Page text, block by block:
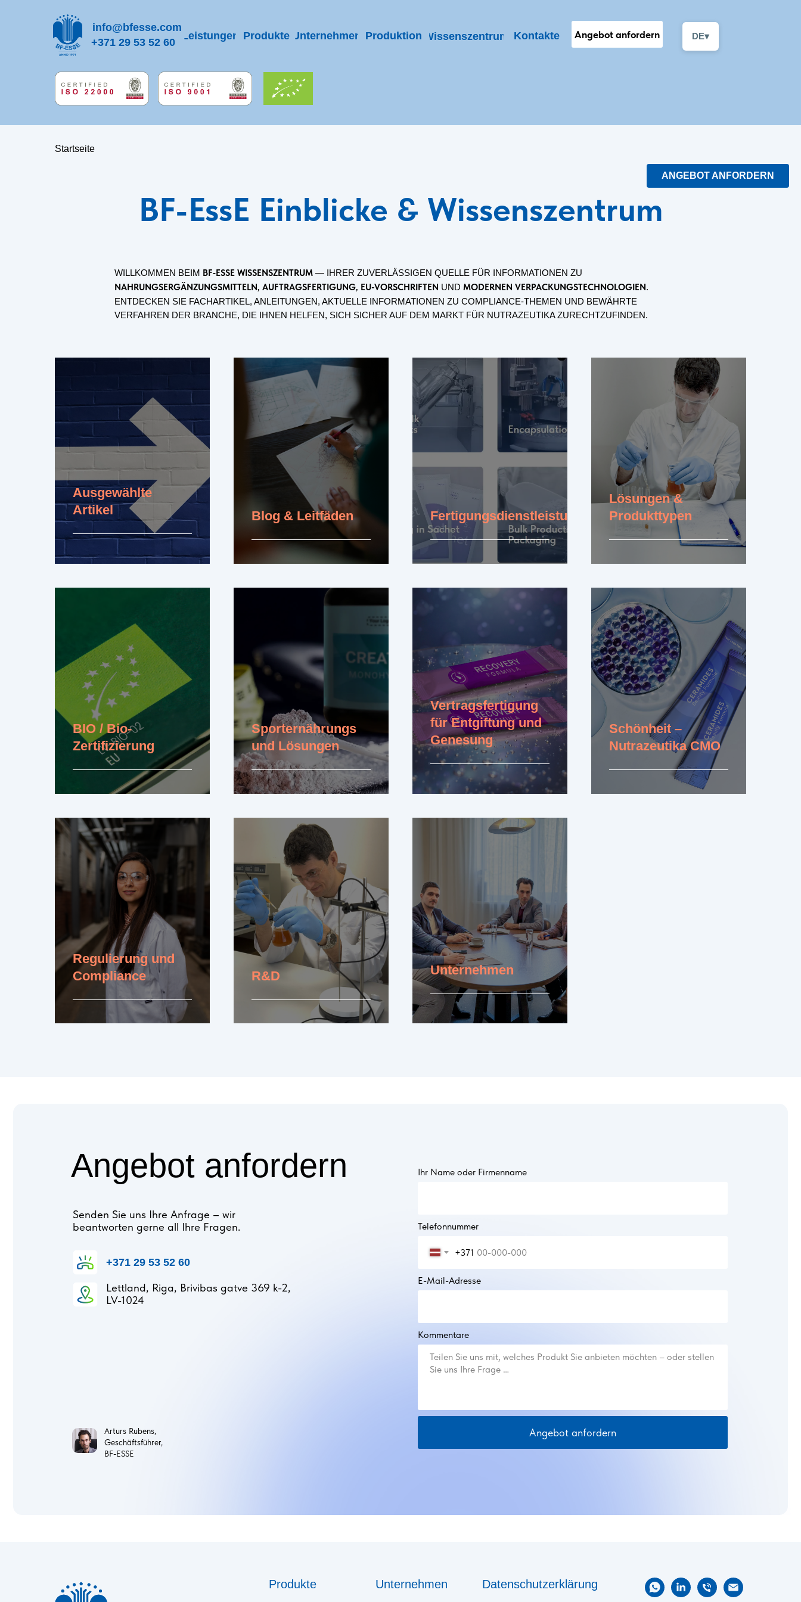
info@bfesse.com
Angebot anfordern
Produkte Produktion
Unternehmen Kontakte
+371 29 53 52 60
Wissenszentrum
Leistungen DE▾
ANGEBOT ANFORDERN
Startseite
BF-EssE Einblicke & Wissenszentrum
WILLKOMMEN BEIM BF‑ESSE WISSENSZENTRUM — IHRER ZUVERLÄSSIGEN QUELLE FÜR INFORMATIONEN ZU
NAHRUNGSERGÄNZUNGSMITTELN, AUFTRAGSFERTIGUNG, EU-VORSCHRIFTEN UND MODERNEN VERPACKUNGSTECHNOLOGIEN.
ENTDECKEN SIE FACHARTIKEL, ANLEITUNGEN, AKTUELLE INFORMATIONEN ZU COMPLIANCE-THEMEN UND BEWÄHRTE
VERFAHREN DER BRANCHE, DIE IHNEN HELFEN, SICH SICHER AUF DEM MARKT FÜR NUTRAZEUTIKA ZURECHTZUFINDEN.
Ausgewählte
Artikel
Blog & Leitfäden Fertigungsdienstleistungen
Lösungen &
Produkttypen
Erfahren Sie mehr
BIO / Bio-
Zertifizierung
Erfahren Sie mehr
Sporternährungs
und Lösungen
Erfahren Sie mehr
Vertragsfertigung
für Entgiftung und
Genesung
Erfahren Sie mehr
Schönheit –
Nutrazeutika CMO
Regulierung und
Compliance
R&D Unternehmen
Erfahren Sie mehr
Ihr Name oder Firmenname
Telefonnummer
+371
E-Mail-Adresse
Kommentare
Angebot anfordern
Angebot anfordern
Senden Sie uns Ihre Anfrage – wir
beantworten gerne all Ihre Fragen.
Arturs Rubens,
Geschäftsführer,
BF-ESSE
+371 29 53 52 60
Lettland, Riga, Brivibas gatve 369 k-2,
LV-1024
Produkte
Unternehmen
Datenschutzerklärung